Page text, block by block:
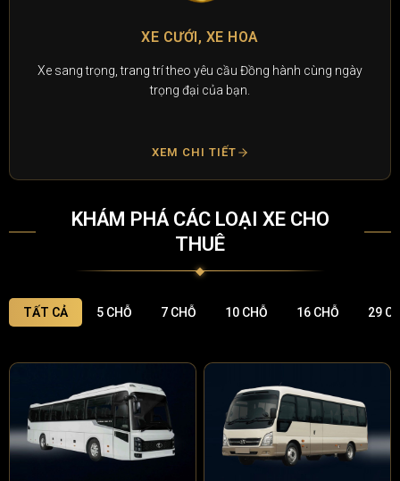
ngày
CHO THUÊ XE SỰ KIỆN
Dàn xe sang trọng, lịch lãm phục vụ hội nghị, sự
chương trình quảng bá thương hiệu.
XEM CHI TIẾT
KHÁM PHÁ CÁC LOẠI XE CHO
THUÊ
TẤT CẢ 5 CHỖ 7 CHỖ 10 CHỖ 16 CHỖ 29